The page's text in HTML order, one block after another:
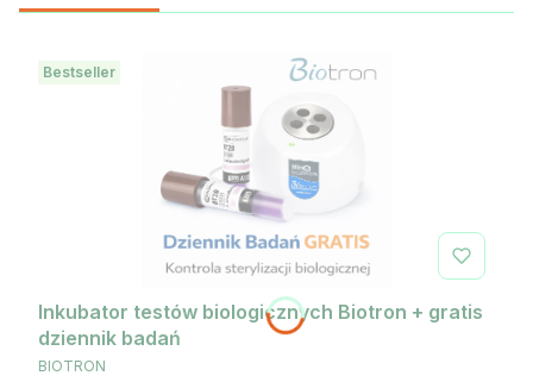
Bestseller
Inkubator testów biologicznych Biotron + gratis
dziennik badań
PRODUCENT
BIOTRON